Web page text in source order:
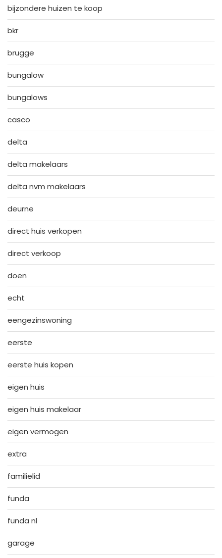
bijzondere huizen te koop
bkr
brugge
bungalow
bungalows
casco
delta
delta makelaars
delta nvm makelaars
deurne
direct huis verkopen
direct verkoop
doen
echt
eengezinswoning
eerste
eerste huis kopen
eigen huis
eigen huis makelaar
eigen vermogen
extra
familielid
funda
funda nl
garage